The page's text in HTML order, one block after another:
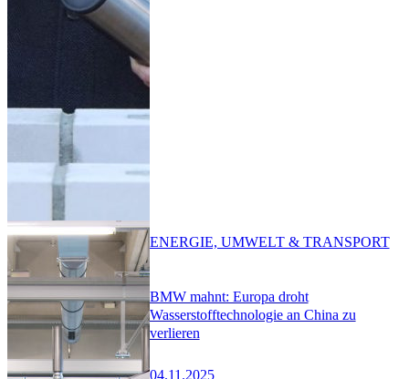
BMW mahnt: Europa droht
Wasserstofftechnologie an China zu
verlieren
04.11.2025
ENERGIE, UMWELT & TRANSPORT